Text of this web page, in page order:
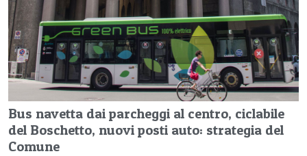
Bus navetta dai parcheggi al centro, ciclabile
del Boschetto, nuovi posti auto: strategia del
Comune